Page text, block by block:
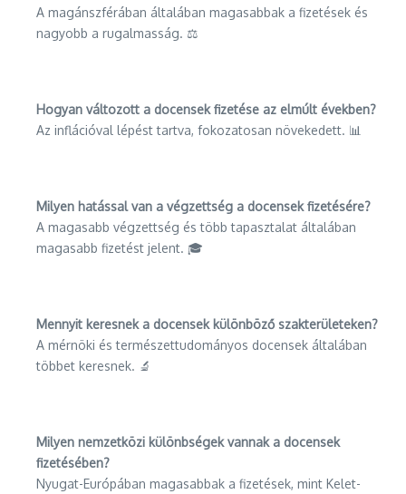
A magánszférában általában magasabbak a fizetések és
nagyobb a rugalmasság. ⚖️
Hogyan változott a docensek fizetése az elmúlt években?
Az inflációval lépést tartva, fokozatosan növekedett. 📊
Milyen hatással van a végzettség a docensek fizetésére?
A magasabb végzettség és több tapasztalat általában
magasabb fizetést jelent. 🎓
Mennyit keresnek a docensek különböző szakterületeken?
A mérnöki és természettudományos docensek általában
többet keresnek. 🔬
Milyen nemzetközi különbségek vannak a docensek
fizetésében?
Nyugat-Európában magasabbak a fizetések, mint Kelet-